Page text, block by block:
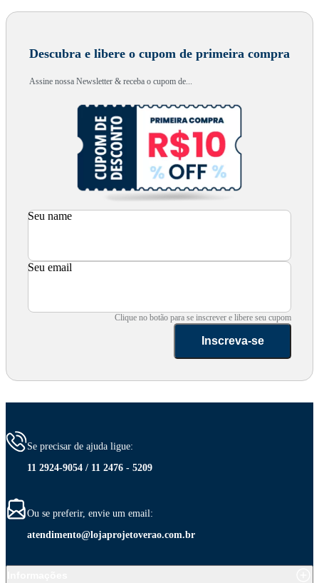
Descubra e libere o cupom de primeira compra
Assine nossa Newsletter & receba o cupom de...
Seu name
Seu email
Clique no botão para se inscrever e libere seu cupom
Inscreva-se
Se precisar de ajuda ligue:
11 2924-9054 / 11 2476 - 5209
Ou se preferir, envie um email:
atendimento@lojaprojetoverao.com.br